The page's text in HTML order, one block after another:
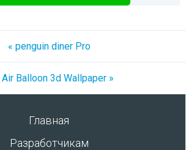
« penguin diner Pro
Balloon 3d Wallpaper »
Главная
Разработчикам